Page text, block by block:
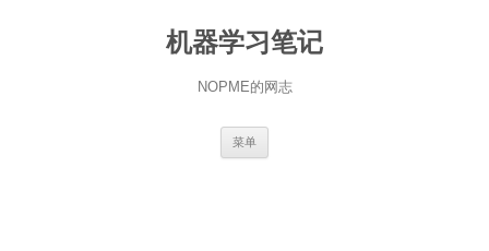
机器学习笔记
NOPME的网志
菜单